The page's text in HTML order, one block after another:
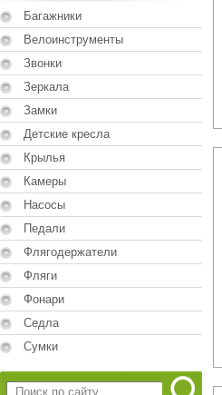
Багажники
Велоинструменты
Звонки
Зеркала
Замки
Детские кресла
Крылья
Камеры
Насосы
Педали
Флягодержатели
Фляги
Фонари
Седла
Сумки